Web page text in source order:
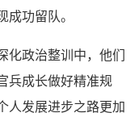
功留队。
化政治整训中，他们
兵成长做好精准规
人发展进步之路更加